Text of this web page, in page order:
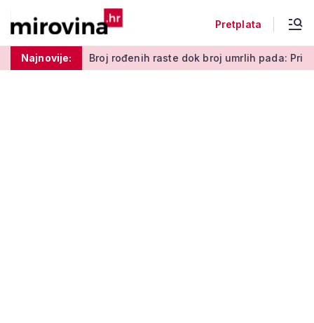
Pretplata
Najnovije:Broj rođenih raste dok broj umrlih pada: Prirodni